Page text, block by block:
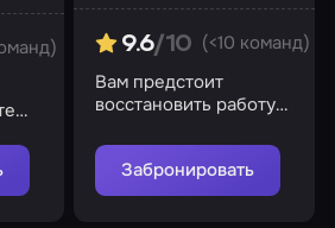
9.6/10 (<10 команд)
Вам предстоит
восстановить работу
и спасти профессора
Забронировать